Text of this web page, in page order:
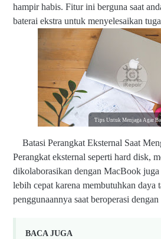
hampir habis. Fitur ini berguna saat
baterai ekstra untuk menyelesaikan
Tips Untuk Menjaga Agar
Batasi Perangkat Eksternal Saat
Perangkat eksternal seperti hard disk,
dikolaborasikan dengan MacBook juga
lebih cepat karena membutuhkan daya
penggunaannya saat beroperasi
BACA JUGA